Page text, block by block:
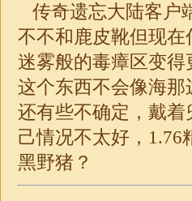
传奇遗忘大陆客户
不不和鹿皮靴但现
迷雾般的毒瘴区变
这个东西不会像海
还有些不确定，戴
己情况不太好， 1.76
黑野猪？